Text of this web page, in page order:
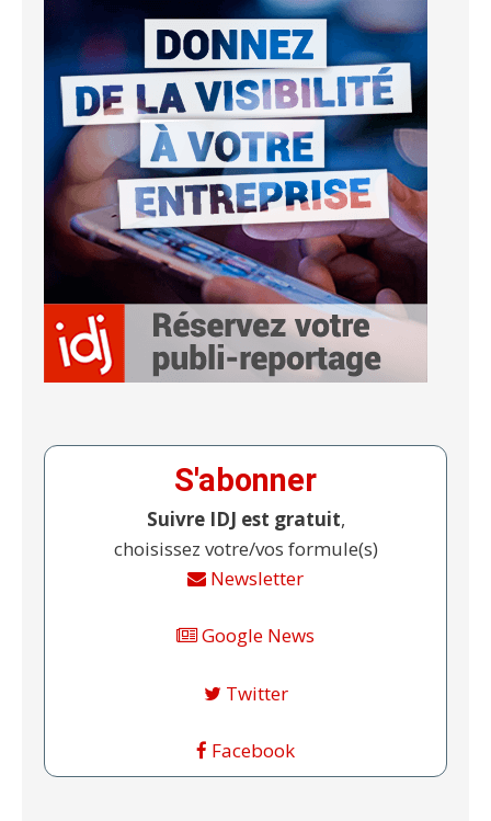
S'abonner
Suivre IDJ est gratuit,
choisissez votre/vos formule(s)
Newsletter
Google News
Twitter
Facebook